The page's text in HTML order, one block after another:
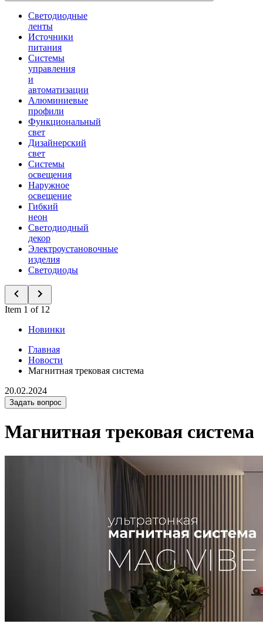
Светодиодные
ленты
Источники
питания
Системы
управления
и
автоматизации
Алюминиевые
профили
Функциональный
свет
Дизайнерский
свет
Системы
освещения
Наружное
освещение
Гибкий
неон
Светодиодный
декор
Электроустановочные
изделия
Светодиоды
Item 1 of 12
Новинки
Главная
Новости
Магнитная трековая система
20.02.2024
Задать вопрос
Магнитная трековая система